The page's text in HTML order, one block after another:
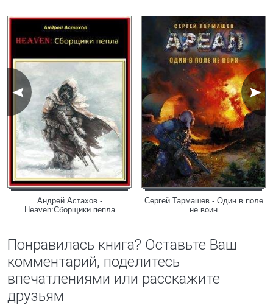
Андрей Астахов -
Heaven:Сборщики пепла
Сергей Тармашев - Один в поле
не воин
Понравилась книга? Оставьте Ваш
комментарий, поделитесь
впечатлениями или расскажите
друзьям